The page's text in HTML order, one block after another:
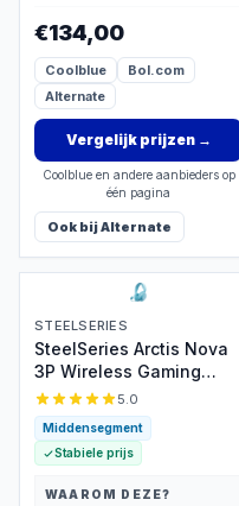
€134,00
Coolblue
Bol.com
Alternate
Vergelijk prijzen→
Coolblue en andere aanbieders op
één pagina
Ook bijAlternate
STEELSERIES
SteelSeries Arctis Nova
3P Wireless Gaming
Headset
5.0
Middensegment
Stabiele prijs
WAAROM DEZE?